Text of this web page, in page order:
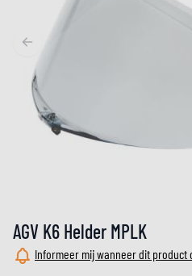
AGV K6 Helder MPLK
Informeer mij wanneer dit product